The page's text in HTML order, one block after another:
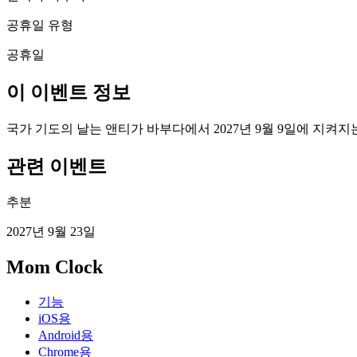
공휴일 유형
공휴일
이 이벤트 정보
국가 기도의 날는 앤티가 바부다에서 2027년 9월 9일에 지켜지
관련 이벤트
추분
2027년 9월 23일
Mom Clock
기능
iOS용
Android용
Chrome용